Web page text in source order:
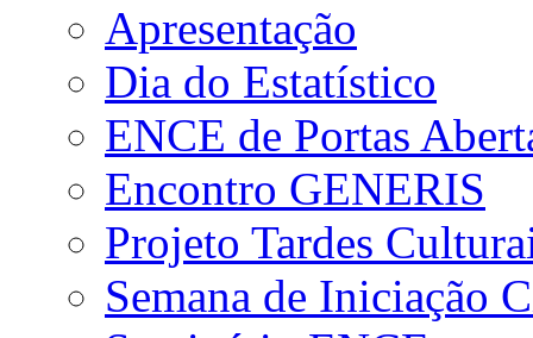
Apresentação
Dia do Estatístico
ENCE de Portas
Encontro GENERIS
Projeto Tardes
Semana de Iniciação